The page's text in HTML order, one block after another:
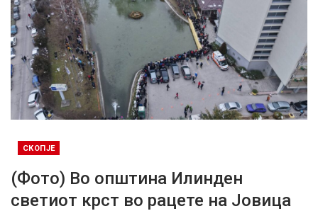
СКОПЈЕ
(Фото) Во општина Илинден
светиот крст во рацете на Јовица